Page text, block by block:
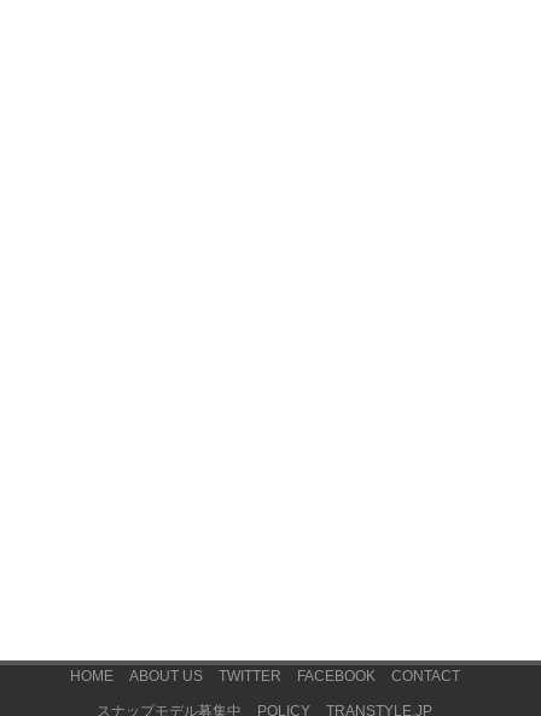
Footer Menu
HOME ABOUT US TWITTER FACEBOOK CONTACT
スナップモデル募集中 POLICY TRANSTYLE.JP